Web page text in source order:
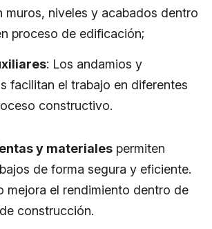
muros, niveles y acabados dentro
proceso de edificación;
: Los andamios y
facilitan el trabajo en diferentes
constructivo.
y materiales permiten
de forma segura y eficiente.
mejora el rendimiento dentro de
construcción.